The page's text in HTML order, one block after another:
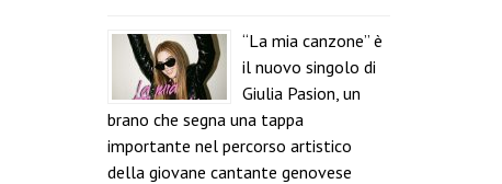
“La mia canzone” è
il nuovo singolo di
Giulia Pasion, un
brano che segna una tappa
importante nel percorso artistico
della giovane cantante genovese